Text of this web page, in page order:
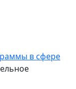
в сфере